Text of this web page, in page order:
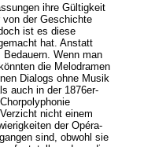
ihre Gültigkeit
der Geschichte
ist es diese
hat. Anstatt
Wenn man
die Melodramen
Dialogs ohne Musik
auch in der 1876er-
nicht einem
der Opéra-
sind, obwohl sie